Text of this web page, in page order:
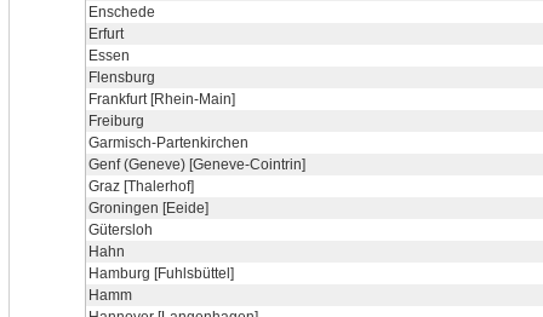
Enschede
Erfurt
Essen
Flensburg
Frankfurt [Rhein-Main]
Freiburg
Garmisch-Partenkirchen
Genf (Geneve) [Geneve-Cointrin]
Graz [Thalerhof]
Groningen [Eeide]
Gütersloh
Hahn
Hamburg [Fuhlsbüttel]
Hamm